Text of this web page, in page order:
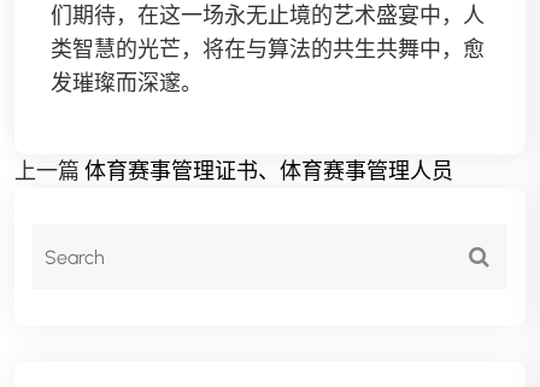
们期待，在这一场永无止境的艺术盛宴中，人
类智慧的光芒，将在与算法的共生共舞中，愈
发璀璨而深邃。
上一篇 体育赛事管理证书、体育赛事管理人员